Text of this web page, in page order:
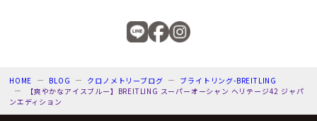
HOME BLOG クロノメトリーブログ
ブライトリング-BREITLING
【爽やかなアイスブルー】BREITLING スーパーオーシャン ヘリテージ42 ジャパ
ンエディション